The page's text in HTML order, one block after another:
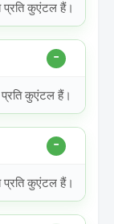
प्रति कुएंटल हैं।
कुएंटल हैं।
प्रति कुएंटल हैं।